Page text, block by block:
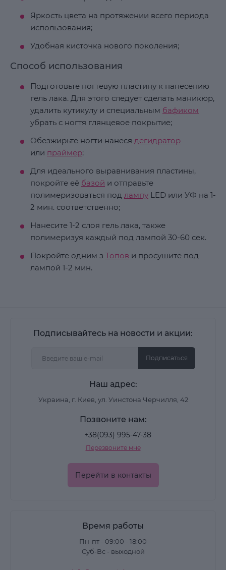
Яркость цвета на протяжении всего периода
использования;
Удобная кисточка нового поколения;
Способ использования
Подготовьте ногтевую пластину к нанесению
гель лака. Для этого следует сделать маникюр,
удалить кутикулу и специальным бафиком
убрать с ногтя глянцевое покрытие;
Обезжирьте ногти нанеся дегидратор
или праймер;
Для идеального выравнивания пластины,
покройте её базой и отправьте
полимеризоваться под лампу LED или УФ на 1-
2 мин. соответственно;
Нанесите 1-2 слоя гель лака, также
полимеризуя каждый под лампой 30-60 сек.
Покройте одним з Топов и просушите под
лампой 1-2 мин.
Подписывайтесь на новости и акции:
Подписаться
Наш адрес:
Украина, г. Киев, ул. Уинстона Черчилля, 42
Позвоните нам:
+38(093) 995-47-38
Перезвоните мне
Перейти в контакты
Время работы
Пн-пт - 09:00 - 18:00
Суб-Вс - выходной